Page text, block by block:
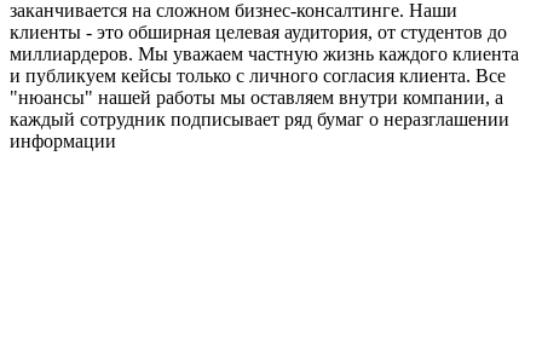
заканчивается на сложном бизнес-консалтинге. Наши
клиенты - это обширная целевая аудитория, от студентов до
миллиардеров. Мы уважаем частную жизнь каждого клиента
и публикуем кейсы только с личного согласия клиента. Все
"нюансы" нашей работы мы оставляем внутри компании, а
каждый сотрудник подписывает ряд бумаг о неразглашении
информации